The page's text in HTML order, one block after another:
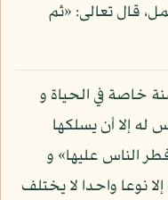
قال تعالى: «ثم
خاصة في الحياة و
إلا أن يسلكها
الناس عليها» و
نوعا واحدا لا يختلف